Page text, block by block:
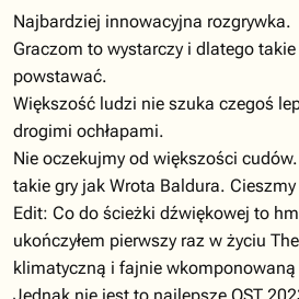
Najbardziej innowacyjna rozgrywka.
Graczom to wystarczy i dlatego
powstawać.
Większość ludzi nie szuka czegoś
drogimi ochłapami.
Nie oczekujmy od większości
takie gry jak Wrota Baldura.
Edit: Co do ścieżki dźwiękowej to
ukończyłem pierwszy raz w życiu
klimatyczną i fajnie